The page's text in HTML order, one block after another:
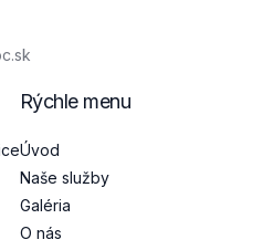
Rýchle menu
Úvod
Naše služby
Galéria
O nás